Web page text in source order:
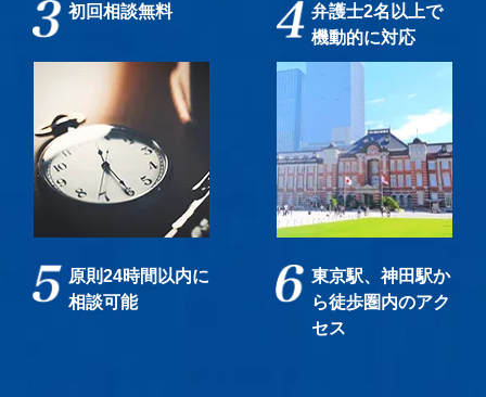
初回相談無料
弁護士2名以上で
機動的に対応
原則24時間以内に
相談可能
東京駅、神田駅か
ら徒歩圏内のアク
セス